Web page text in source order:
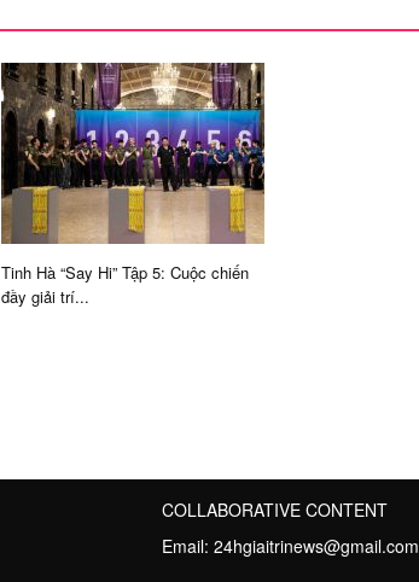
Tinh Hà “Say Hi” Tập 5: Cuộc chiến
đầy giải trí...
COLLABORATIVE CONTENT
Email: 24hgiaitrinews@gmail.com